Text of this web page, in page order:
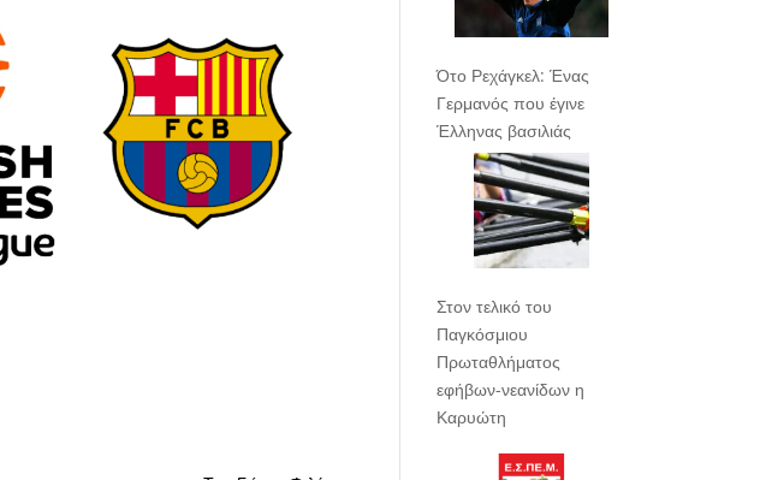
Ότο Ρεχάγκελ: Ένας
Γερμανός που έγινε
Έλληνας βασιλιάς
Στον τελικό του
Παγκόσμιου
Πρωταθλήματος
εφήβων-νεανίδων η
Καρυώτη